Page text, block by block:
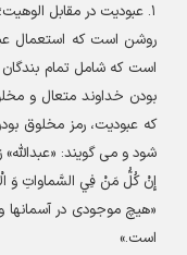
عبوديت در مقابل الوهيت؛
روشن است كه استعمال
است كه شامل تمام
بودن خداوند متعال و
كه عبوديت، رمز مخلوق
شود و مى ‏گويند: «عبداللَّه»
إِنْ كُلُّ مَنْ فِي السَّماواتِ وَ
هيچ موجودى در آسمان‏ها و
است.»